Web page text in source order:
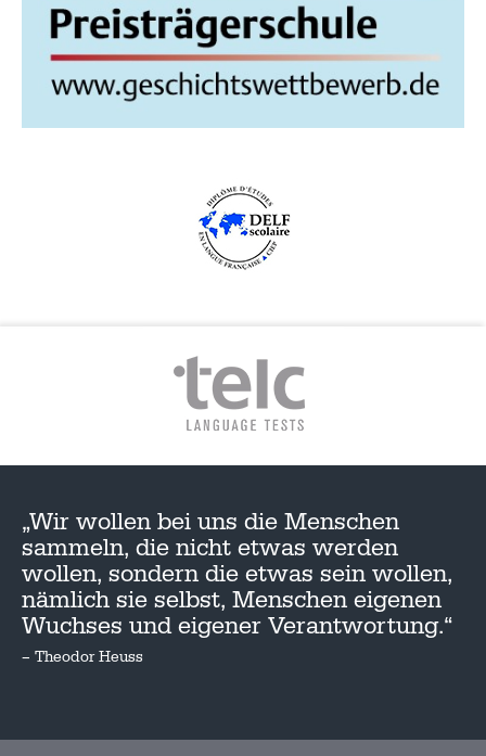
„Wir wollen bei uns die Menschen
sammeln, die nicht etwas werden
wollen, sondern die etwas sein wollen,
nämlich sie selbst, Menschen eigenen
Wuchses und eigener Verantwortung.“
– Theodor Heuss